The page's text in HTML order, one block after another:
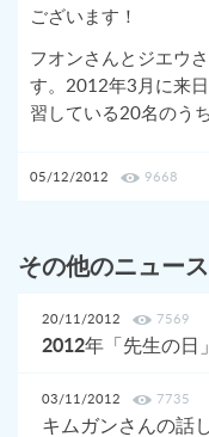
ございます！
フオンさんとジエウ
す。2012年3月に来
習している20名のう
05/12/2012 9668
その他のニュース
20/11/2012 7569
03/11/2012 7735